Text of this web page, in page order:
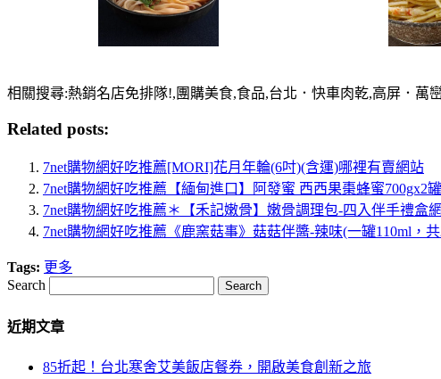
相關搜尋:熱銷名店免排隊!,團購美食,食品,台北．快車肉乾,高屏．萬
Related posts:
7net購物網好吃推薦[MORI]花月年輪(6吋)(含運)哪裡有賣網站
7net購物網好吃推薦【緬甸進口】阿發蜜 西西果棗蜂蜜700gx2
7net購物網好吃推薦＊【禾記嫩骨】嫩骨調理包-四入伴手禮盒
7net購物網好吃推薦《鹿窯菇事》菇菇伴醬-辣味(一罐110ml，
Tags: 更多
Search
近期文章
85折起！台北寒舍艾美飯店餐券，開啟美食創新之旅